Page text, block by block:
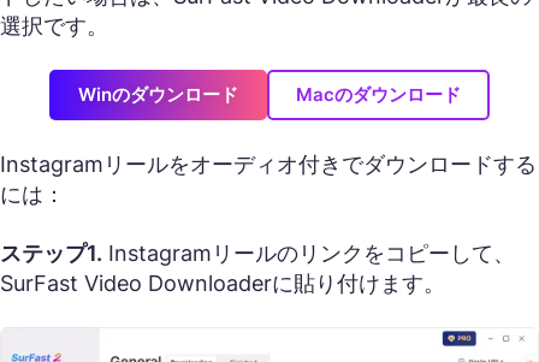
選択です。
Winのダウンロード Macのダウンロード
Instagramリールをオーディオ付きでダウンロードする
には：
ステップ1. Instagramリールのリンクをコピーして、
SurFast Video Downloaderに貼り付けます。